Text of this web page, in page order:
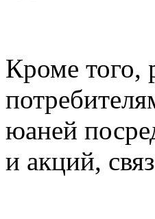
Кроме того,
юаней
и акций,